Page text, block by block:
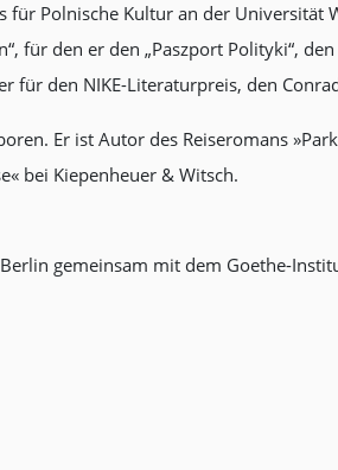
für Polnische Kultur an der Universität
für den er den „Paszport Polityki“,
für den NIKE-Literaturpreis, den
Er ist Autor des Reiseromans
bei Kiepenheuer & Witsch.
gemeinsam mit dem Goethe-